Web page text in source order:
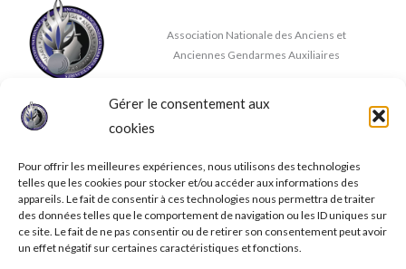
Gérer le consentement aux
cookies
Pour offrir les meilleures expériences, nous utilisons des technologies
telles que les cookies pour stocker et/ou accéder aux informations des
appareils. Le fait de consentir à ces technologies nous permettra de traiter
des données telles que le comportement de navigation ou les ID uniques sur
ce site. Le fait de ne pas consentir ou de retirer son consentement peut avoir
un effet négatif sur certaines caractéristiques et fonctions.
Association Nationale des Anciens et
Anciennes Gendarmes Auxiliaires
Nous contacter
11 rue de la Doux, 86140 DOUSSAY